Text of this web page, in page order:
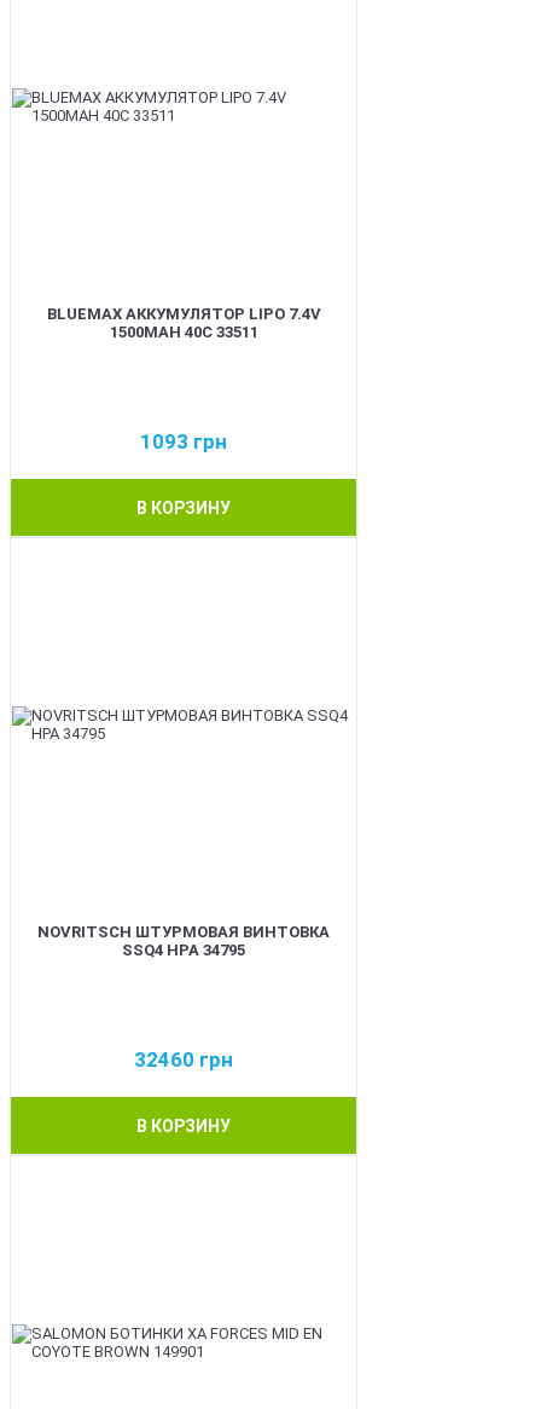
BLUEMAX АККУМУЛЯТОР LIPO 7.4V
1500MAH 40C 33511
1093 грн
В КОРЗИНУ
NOVRITSCH ШТУРМОВАЯ ВИНТОВКА
SSQ4 HPA 34795
32460 грн
В КОРЗИНУ